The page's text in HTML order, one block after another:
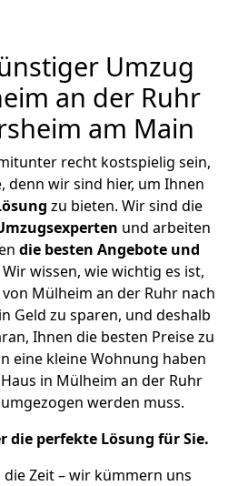
Umzug
an der Ruhr
am Main
recht kostspielig sein,
denn wir sind hier, um Ihnen
zu bieten. Wir sind die
und arbeiten
die besten Angebote und
wissen, wie wichtig es ist,
Mülheim an der Ruhr nach
Geld zu sparen, und deshalb
Ihnen die besten Preise zu
eine kleine Wohnung haben
in Mülheim an der Ruhr
werden muss.
die perfekte Lösung für Sie.
die Zeit – wir kümmern uns